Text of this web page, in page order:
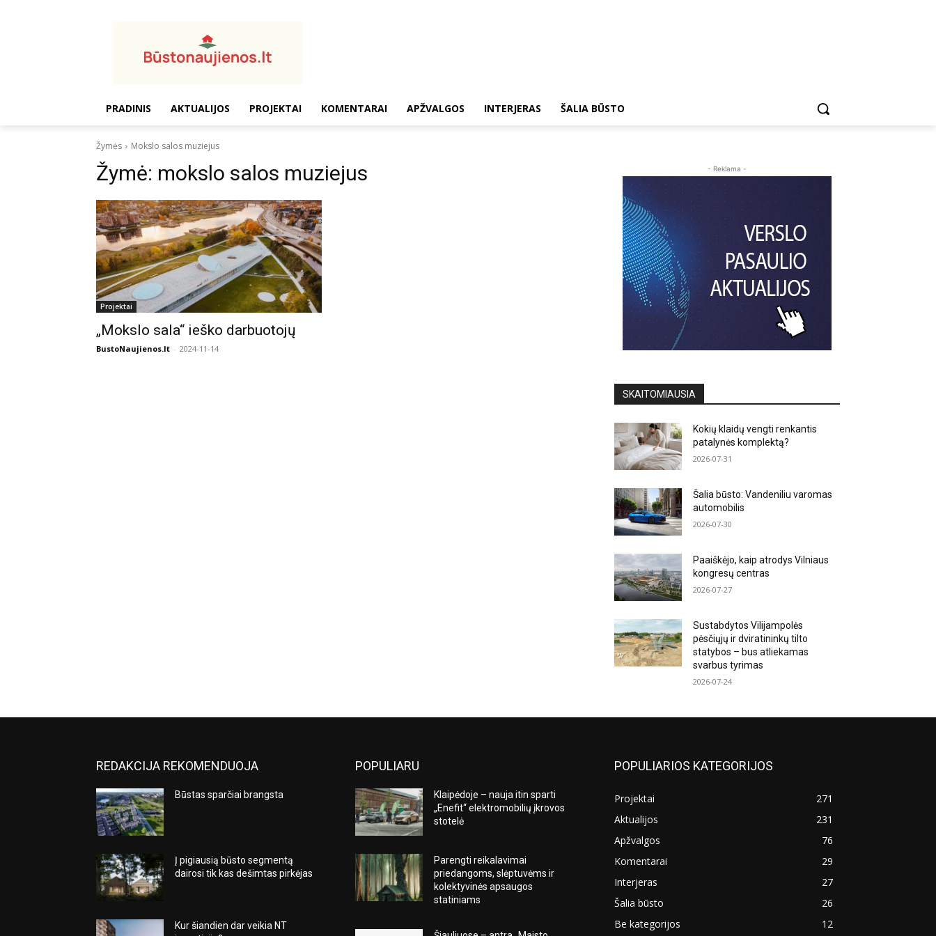
PRADINIS AKTUALIJOS PROJEKTAI KOMENTARAI APŽVALGOS INTERJERAS ŠALIA BŪSTO
Žymės Mokslo salos muziejus
Žymė: mokslo salos muziejus
Projektai
„Mokslo sala“ ieško darbuotojų
BustoNaujienos.lt - 2024-11-14
- Reklama -
SKAITOMIAUSIA
Kokių klaidų vengti renkantis
patalynės komplektą?
2026-07-31
Šalia būsto: Vandeniliu varomas
automobilis
2026-07-30
Paaiškėjo, kaip atrodys Vilniaus
kongresų centras
2026-07-27
Sustabdytos Vilijampolės
pėsčiųjų ir dviratininkų tilto
statybos – bus atliekamas
svarbus tyrimas
2026-07-24
REDAKCIJA REKOMENDUOJA
Būstas sparčiai brangsta
Į pigiausią būsto segmentą
dairosi tik kas dešimtas pirkėjas
Kur šiandien dar veikia NT
POPULIARU
Klaipėdoje – nauja itin sparti
„Enefit“ elektromobilių įkrovos
stotelė
Parengti reikalavimai
priedangoms, slėptuvėms ir
kolektyvinės apsaugos
statiniams
POPULIARIOS KATEGORIJOS
Projektai
271
Aktualijos
231
Apžvalgos
76
Komentarai
29
Interjeras
27
Šalia būsto
26
Be kategorijos
12